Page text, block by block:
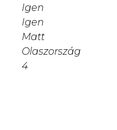
Igen
Igen
Matt
Olaszország
4